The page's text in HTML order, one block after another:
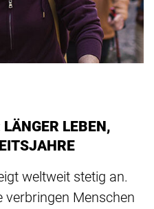
LEBEN,
weltweit stetig an.
Menschen